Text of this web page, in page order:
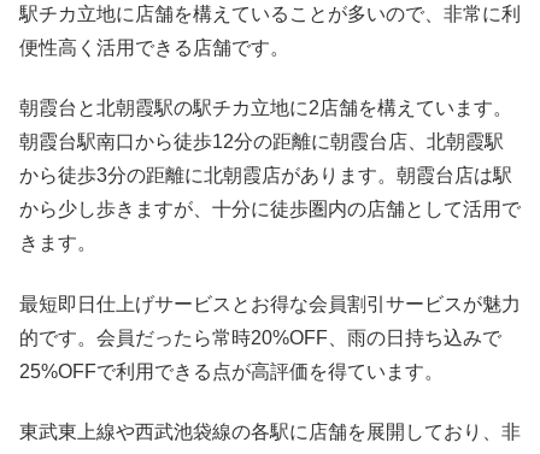
駅チカ立地に店舗を構えていることが多いので、非常に利
便性高く活用できる店舗です。
朝霞台と北朝霞駅の駅チカ立地に2店舗を構えています。
朝霞台駅南口から徒歩12分の距離に朝霞台店、北朝霞駅
から徒歩3分の距離に北朝霞店があります。朝霞台店は駅
から少し歩きますが、十分に徒歩圏内の店舗として活用で
きます。
最短即日仕上げサービスとお得な会員割引サービスが魅力
的です。会員だったら常時20%OFF、雨の日持ち込みで
25%OFFで利用できる点が高評価を得ています。
東武東上線や西武池袋線の各駅に店舗を展開しており、非